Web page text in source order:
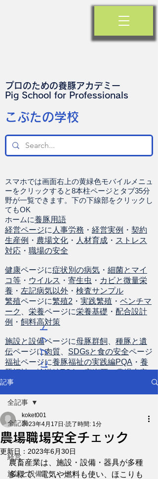
プロのための養豚アカデミー
​Pig School for Professionals
​こぶたの学校
スマホでは画面右上の黄緑色モバイルメニュ
ーをクリックすると8本柱ページとタブ35分
野が一覧できます。下の下線部をクリックし
てもOK
ホームに養豚用語
経営ページに 人事労務 ・ 経営実例 ・ 契約
生産例 ・ 農場文化 ・ 人材育成 ・ ストレス
対応 ・ 職場の安全
健康ページに症状別の病気 ・ 細菌とマイ
コ等 ・ ウイルス ・ 寄生虫 ・ カビと微量栄
養 ・ 左記病気以外 ・ 検査サンプル
繁殖ページに繁殖2 ・ 実践繁殖 ・ ベンチマ
ーク
栄養ページに栄養基礎 ・ 配合設計
例 ・ 飼料高対策
施設と設備ページに母豚群飼
種豚と遺
伝ページに肉質 SDGsと食の安全ページ
福祉ページに養豚福祉の実践編PQA ・ 養
豚福祉の輸送編TQA・安楽死・農場査定
ト
ッ
プ
に
記事
全記事
ニュース
経営
施設と設備
全記事
農場職場安全チェック
koket001
2023年4月17日 読了時間: 1分
更新日： 2023年6月30日
農畜産業は、施設・設備・器具が多種
多様で、電気や燃料も使い、ほこりも